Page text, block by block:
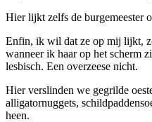
Hier lijkt zelfs de burgemeester
Enfin, ik wil dat ze op mij lijkt,
wanneer ik haar op het scherm
lesbisch. Een overzeese nicht.
Hier verslinden we gegrilde
alligatornuggets,
heen.